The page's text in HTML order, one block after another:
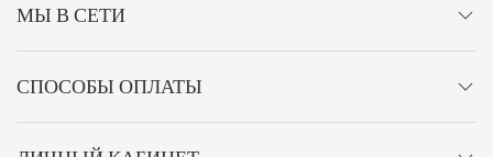
МЫ В СЕТИ
СПОСОБЫ ОПЛАТЫ